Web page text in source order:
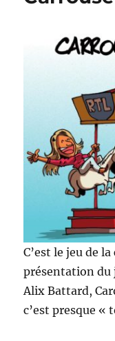
C’est le jeu de
présentation du
Alix Battard,
c’est presque «